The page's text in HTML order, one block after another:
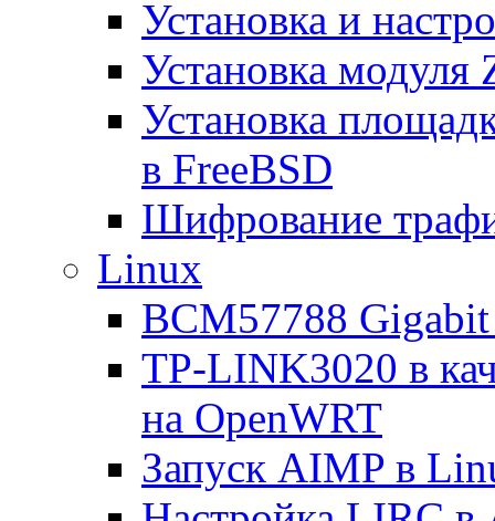
Установка и
Установка
Установка
в FreeBSD
Шифрование
Linux
BCM57788
TP-LINK3020 в
на OpenWRT
Запуск AIMP в